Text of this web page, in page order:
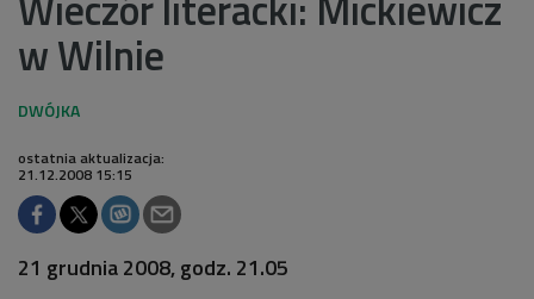
w Wilnie
ostatnia aktualizacja:
21.12.2008 15:15
21 grudnia 2008, godz. 21.05